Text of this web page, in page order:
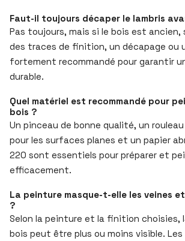
Faut-il toujours décaper le lambris
Pas toujours, mais si le bois est ancien,
des traces de finition, un décapage ou
fortement recommandé pour garantir
durable.
Quel matériel est recommandé pour
bois ?
Un pinceau de bonne qualité, un
pour les surfaces planes et un papier
220 sont essentiels pour préparer et
efficacement.
La peinture masque-t-elle les veines
?
Selon la peinture et la finition choisies,
bois peut être plus ou moins visible.